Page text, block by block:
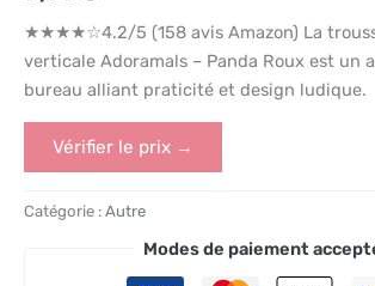
notations
client
★★★★☆4.2/5 (158 avis Amazon) La
verticale Adoramals – Panda Roux est un
bureau alliant praticité et design ludique.
Vérifier le prix →
Catégorie : Autre
Modes de paiement